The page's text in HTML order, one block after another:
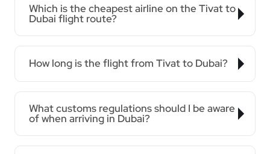
Which is the cheapest airline on the Tivat to
Dubai flight route?
How long is the flight from Tivat to Dubai?
What customs regulations should I be aware
of when arriving in Dubai?